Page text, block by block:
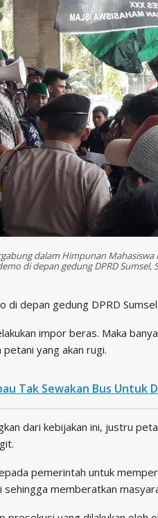
dalam Himpunan Mahasiswa
di depan gedung DPRD Sumsel,
di depan gedung DPRD
impor beras. Maka
yang akan rugi.
Tak Sewakan Bus Untuk
dari kebijakan ini, justru
pemerintah untuk
memberatkan